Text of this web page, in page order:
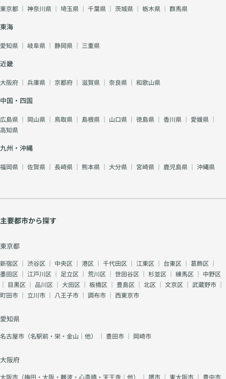
東京都 ｜ 神奈川県 ｜ 埼玉県 ｜ 千葉県 ｜ 茨城県 ｜ 栃木県 ｜ 群馬県
東海
愛知県 ｜ 岐阜県 ｜ 静岡県 ｜ 三重県
近畿
大阪府 ｜ 兵庫県 ｜ 京都府 ｜ 滋賀県 ｜ 奈良県 ｜ 和歌山県
中国・四国
広島県 ｜ 岡山県 ｜ 鳥取県 ｜ 島根県 ｜ 山口県 ｜ 徳島県 ｜ 香川県 ｜ 愛媛県 ｜
高知県
九州・沖縄
福岡県 ｜ 佐賀県 ｜ 長崎県 ｜ 熊本県 ｜ 大分県 ｜ 宮崎県 ｜ 鹿児島県 ｜ 沖縄県
主要都市から探す
東京都
新宿区 ｜ 渋谷区 ｜ 中央区 ｜ 港区 ｜ 千代田区 ｜ 江東区 ｜ 台東区 ｜ 葛飾区 ｜
墨田区 ｜ 江戸川区 ｜ 足立区 ｜ 荒川区 ｜ 世田谷区 ｜ 杉並区 ｜ 練馬区 ｜ 中野区
｜ 目黒区 ｜ 品川区 ｜ 大田区 ｜ 板橋区 ｜ 豊島区 ｜ 北区 ｜ 文京区 ｜ 武蔵野市 ｜
町田市 ｜ 立川市 ｜ 八王子市 ｜ 調布市 ｜ 西東京市
愛知県
名古屋市（名駅前・栄・金山｜他） ｜ 豊田市 ｜ 岡崎市
大阪府
大阪市（梅田・大阪・難波・心斎橋・天王寺｜他） ｜ 堺市 ｜ 東大阪市 ｜ 豊中市